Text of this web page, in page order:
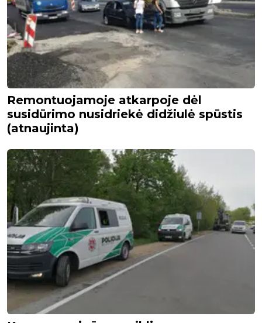
Remontuojamoje atkarpoje dėl
susidūrimo nusidriekė didžiulė spūstis
(atnaujinta)